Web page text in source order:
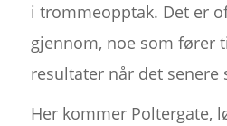
i trommeopptak. Det er
gjennom, noe som fører
resultater når det senere
Her kommer Poltergate,